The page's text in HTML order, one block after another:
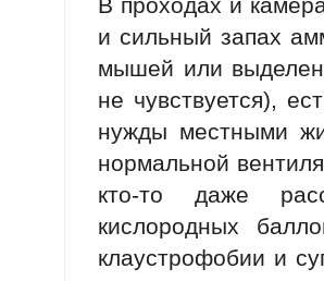
и сильный запах
мышей или
не чувствуется),
нужды местными
нормальной
кто-то даже
кислородных
клаустрофобии и